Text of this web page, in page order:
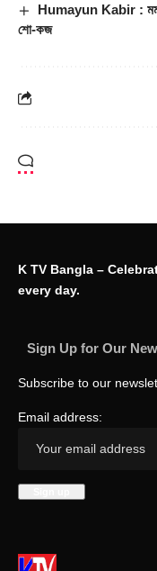
Humayun Kabir :
শো-কজ
K TV Bangla –
every day.
Sign Up for Our
Subscribe to our
Email address: